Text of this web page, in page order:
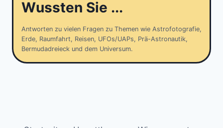
Wussten Sie ...
Antworten zu vielen Fragen zu Themen wie Astrofotografie,
Erde, Raumfahrt, Reisen, UFOs/UAPs, Prä-Astronautik,
Bermudadreieck und dem Universum.